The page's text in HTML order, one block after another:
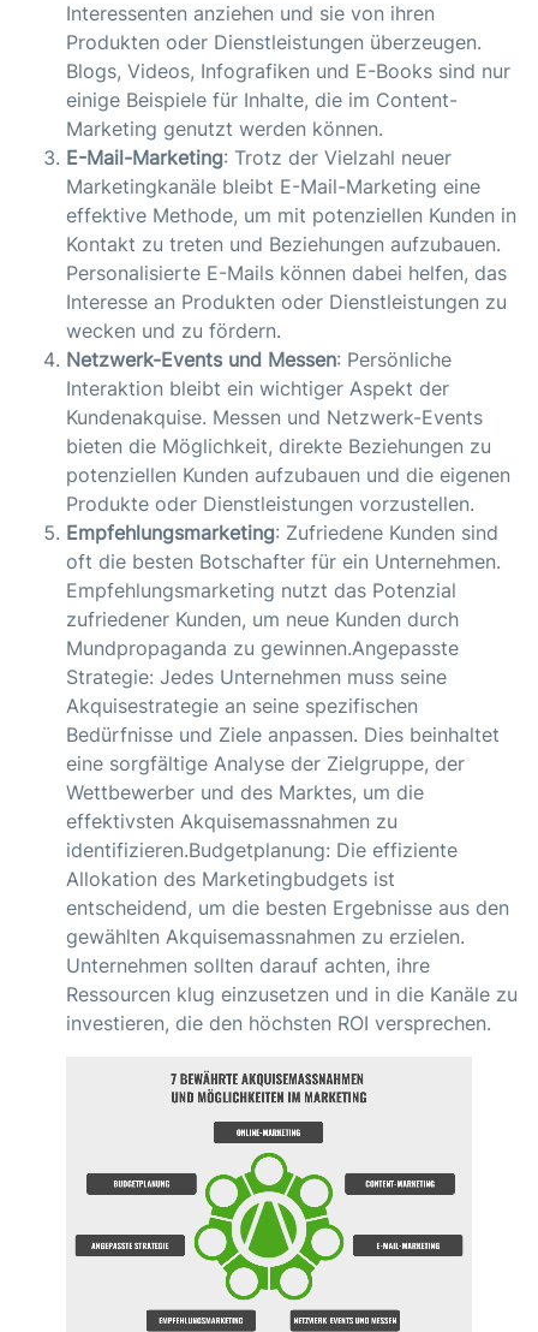
Interessenten anziehen und sie von ihren
Produkten oder Dienstleistungen überzeugen.
Blogs, Videos, Infografiken und E-Books sind nur
einige Beispiele für Inhalte, die im Content-
Marketing genutzt werden können.
E-Mail-Marketing: Trotz der Vielzahl neuer
Marketingkanäle bleibt E-Mail-Marketing eine
effektive Methode, um mit potenziellen Kunden in
Kontakt zu treten und Beziehungen aufzubauen.
Personalisierte E-Mails können dabei helfen, das
Interesse an Produkten oder Dienstleistungen zu
wecken und zu fördern.
Netzwerk-Events und Messen: Persönliche
Interaktion bleibt ein wichtiger Aspekt der
Kundenakquise. Messen und Netzwerk-Events
bieten die Möglichkeit, direkte Beziehungen zu
potenziellen Kunden aufzubauen und die eigenen
Produkte oder Dienstleistungen vorzustellen.
Empfehlungsmarketing: Zufriedene Kunden sind
oft die besten Botschafter für ein Unternehmen.
Empfehlungsmarketing nutzt das Potenzial
zufriedener Kunden, um neue Kunden durch
Mundpropaganda zu gewinnen.Angepasste
Strategie: Jedes Unternehmen muss seine
Akquisestrategie an seine spezifischen
Bedürfnisse und Ziele anpassen. Dies beinhaltet
eine sorgfältige Analyse der Zielgruppe, der
Wettbewerber und des Marktes, um die
effektivsten Akquisemassnahmen zu
identifizieren.Budgetplanung: Die effiziente
Allokation des Marketingbudgets ist
entscheidend, um die besten Ergebnisse aus den
gewählten Akquisemassnahmen zu erzielen.
Unternehmen sollten darauf achten, ihre
Ressourcen klug einzusetzen und in die Kanäle zu
investieren, die den höchsten ROI versprechen.